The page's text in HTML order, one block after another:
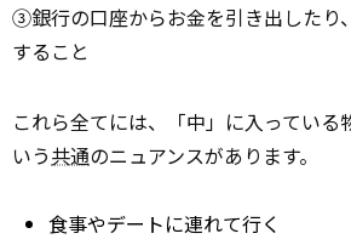
③銀行の口座からお金を引き出したり
すること
これら全てには、「中」に入っている
いう共通のニュアンスがあります。
食事やデートに連れて行く